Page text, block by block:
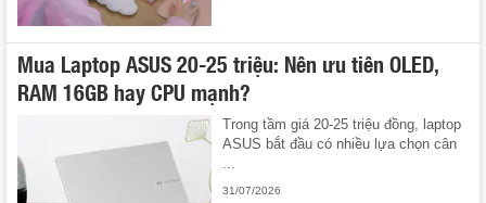
Mua Laptop ASUS 20-25 triệu: Nên ưu tiên OLED,
RAM 16GB hay CPU mạnh?
Trong tầm giá 20-25 triệu đồng, laptop
ASUS bắt đầu có nhiều lựa chọn cân
31/07/2026